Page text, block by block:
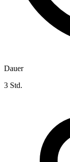
Dauer
3 Std.